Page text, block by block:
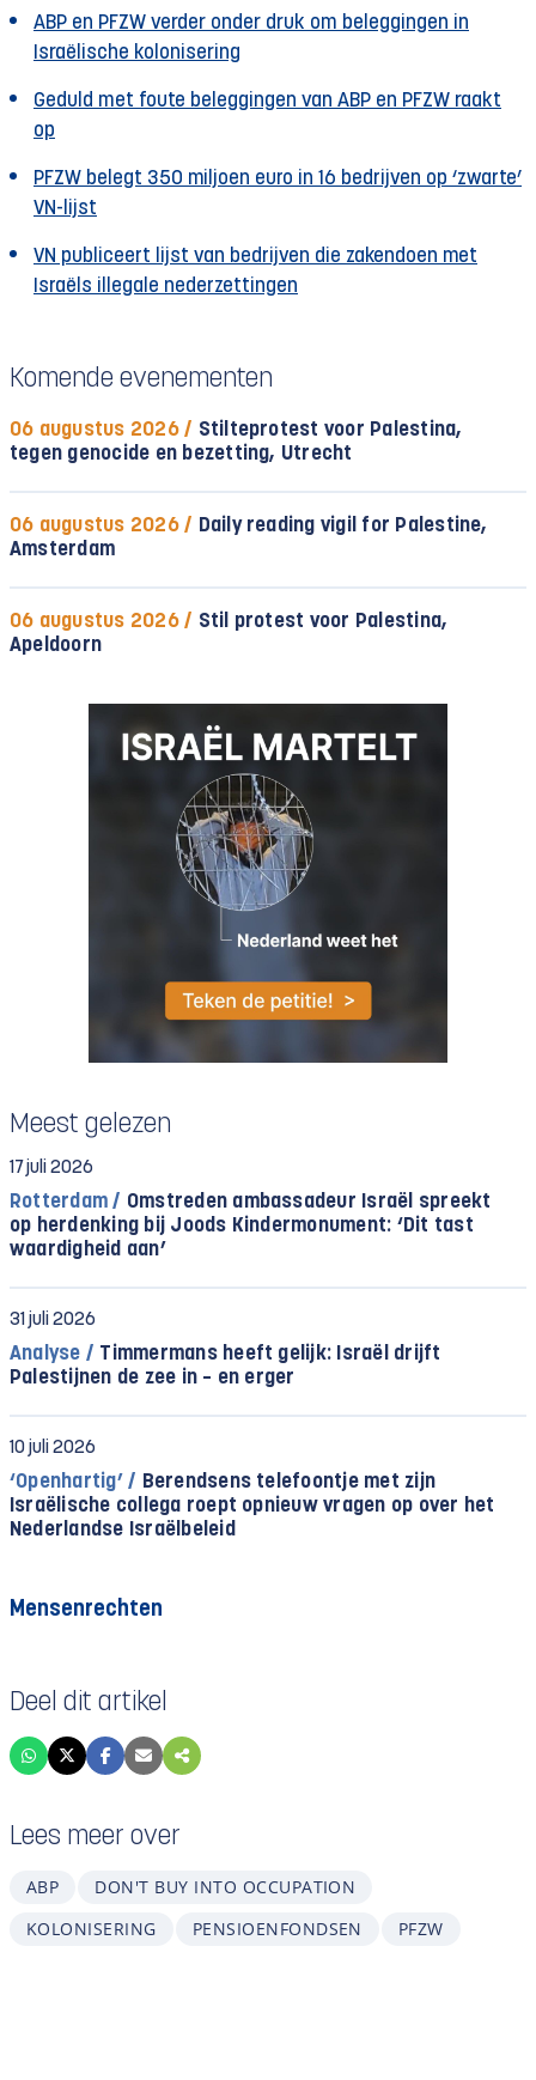
ABP en PFZW verder onder druk om beleggingen in
Israëlische kolonisering
Geduld met foute beleggingen van ABP en PFZW raakt
op
PFZW belegt 350 miljoen euro in 16 bedrijven op ‘zwarte’
VN-lijst
VN publiceert lijst van bedrijven die zakendoen met
Israëls illegale nederzettingen
Komende evenementen
06 augustus 2026 / Stilteprotest voor Palestina,
tegen genocide en bezetting, Utrecht
06 augustus 2026 / Daily reading vigil for Palestine,
Amsterdam
06 augustus 2026 / Stil protest voor Palestina,
Apeldoorn
Meest gelezen
17 juli 2026
Rotterdam / Omstreden ambassadeur Israël spreekt
op herdenking bij Joods Kindermonument: ‘Dit tast
waardigheid aan’
31 juli 2026
Analyse / Timmermans heeft gelijk: Israël drijft
Palestijnen de zee in – en erger
10 juli 2026
‘Openhartig’ / Berendsens telefoontje met zijn
Israëlische collega roept opnieuw vragen op over het
Nederlandse Israëlbeleid
Mensenrechten
Deel dit artikel
Lees meer over
ABP
DON'T BUY INTO OCCUPATION
KOLONISERING
PENSIOENFONDSEN PFZW